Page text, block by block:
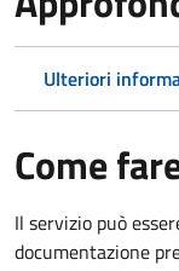
Ulteriori
Come
Il servizio può
documentazione